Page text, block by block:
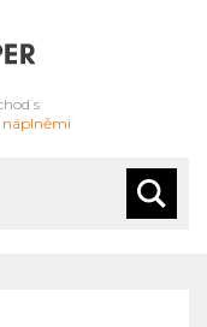
s
náplněmi